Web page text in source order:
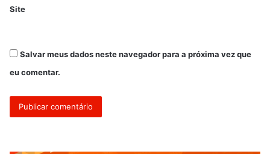
Site
Salvar meus dados neste navegador para a próxima vez que
eu comentar.